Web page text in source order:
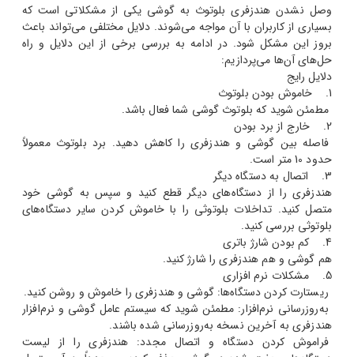
وصل نشدن هندزفری بلوتوث به گوشی یکی از مشکلاتی است که
بسیاری از کاربران با آن مواجه می‌شوند. دلایل مختلفی می‌تواند باعث
بروز این مشکل شود. در ادامه به بررسی برخی از این دلایل و راه
حل‌های آن‌ها می‌پردازیم:
دلایل رایج
1. خاموش بودن بلوتوث
مطمئن شوید که بلوتوث گوشی شما فعال باشد.
2. خارج از برد بودن
فاصله بین گوشی و هندزفری را کاهش دهید. برد بلوتوث معمولاً
حدود 10 متر است.
3. اتصال به دستگاه دیگر
هندزفری را از دستگاه‌های دیگر قطع کنید و سپس به گوشی خود
متصل کنید. تداخلات بلوتوثی را با خاموش کردن سایر دستگاه‌های
بلوتوثی بررسی کنید.
4. کم بودن شارژ باتری
هم گوشی و هم هندزفری را شارژ کنید.
5. مشکلات نرم افزاری
ریستارت کردن دستگاه‌ها: گوشی و هندزفری را خاموش و روشن کنید.
به‌روزرسانی نرم‌افزار: مطمئن شوید که سیستم عامل گوشی و نرم‌افزار
هندزفری به آخرین نسخه به‌روزرسانی شده باشند.
فراموش کردن دستگاه و اتصال مجدد: هندزفری را از لیست